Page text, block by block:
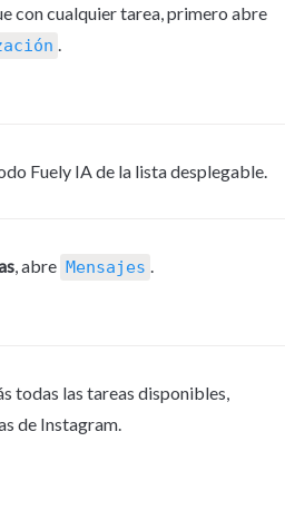
Fuely IA de la lista desplegable.
, abre Mensajes
todas las tareas disponibles,
de Instagram.